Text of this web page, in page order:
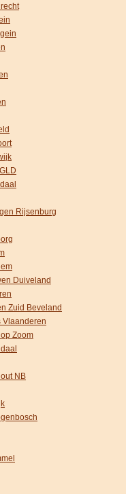
Rijsenburg
Duiveland
Zuid Beveland
Vlaanderen
Zoom
NB